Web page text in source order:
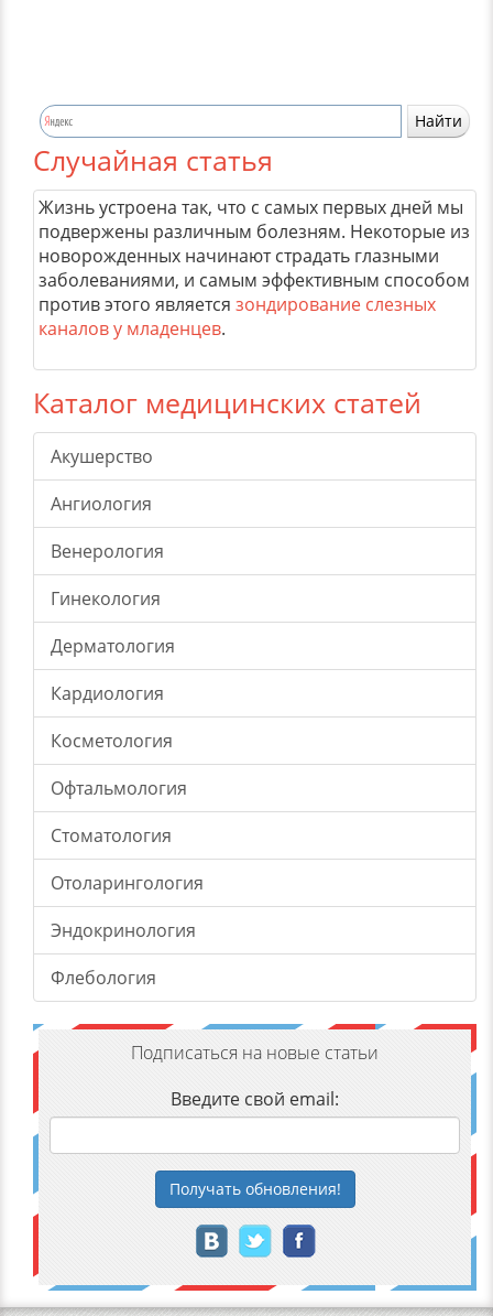
Случайная статья
Жизнь устроена так, что с самых первых дней мы
подвержены различным болезням. Некоторые из
новорожденных начинают страдать глазными
заболеваниями, и самым эффективным способом
против этого является зондирование слезных
каналов у младенцев.
Каталог медицинских статей
Акушерство
Ангиология
Венерология
Гинекология
Дерматология
Кардиология
Косметология
Офтальмология
Стоматология
Отоларингология
Эндокринология
Флебология
Подписаться на новые статьи
Введите свой email:
Получатьобновления!